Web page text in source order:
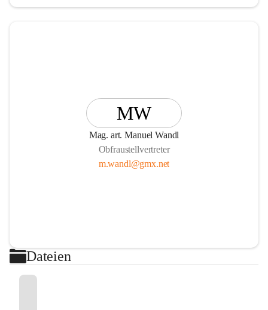
MW
Mag. art. Manuel Wandl
Obfraustellvertreter
m.wandl@gmx.net
Dateien